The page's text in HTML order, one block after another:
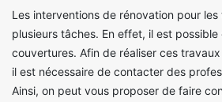
Les interventions de rénovation pour
plusieurs tâches. En effet, il est
couvertures. Afin de réaliser ces
il est nécessaire de contacter des
Ainsi, on peut vous proposer de faire